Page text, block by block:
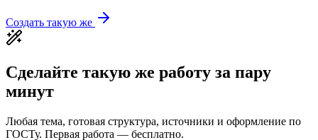
Создать такую же
Сделайте такую же работу за пару
минут
Любая тема, готовая структура, источники и оформление по
ГОСТу. Первая работа — бесплатно.